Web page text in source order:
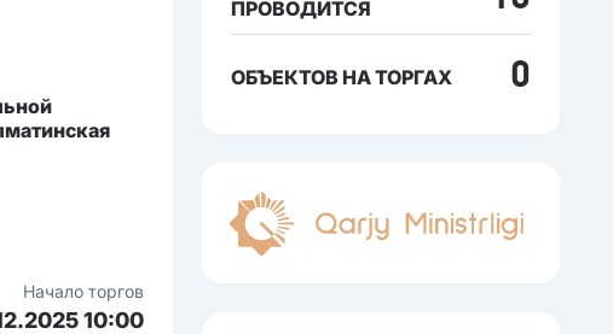
Начало торгов
10:00
ПРОВОДИТСЯ
ОБЪЕКТОВ НА ТОРГАХ 0